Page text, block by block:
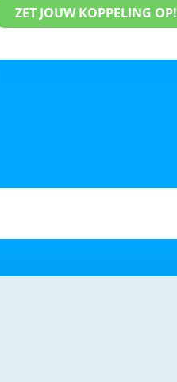
ZET JOUW KOPPELING OP!